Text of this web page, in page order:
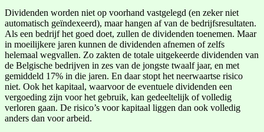
Dividenden worden niet op voorhand vastgelegd (en zeker niet
automatisch geïndexeerd), maar hangen af van de bedrijfsresultaten.
Als een bedrijf het goed doet, zullen de dividenden toenemen. Maar
in moeilijkere jaren kunnen de dividenden afnemen of zelfs
helemaal wegvallen. Zo zakten de totale uitgekeerde dividenden van
de Belgische bedrijven in zes van de jongste twaalf jaar, en met
gemiddeld 17% in die jaren. En daar stopt het neerwaartse risico
niet. Ook het kapitaal, waarvoor de eventuele dividenden een
vergoeding zijn voor het gebruik, kan gedeeltelijk of volledig
verloren gaan. De risico’s voor kapitaal liggen dan ook volledig
anders dan voor arbeid.